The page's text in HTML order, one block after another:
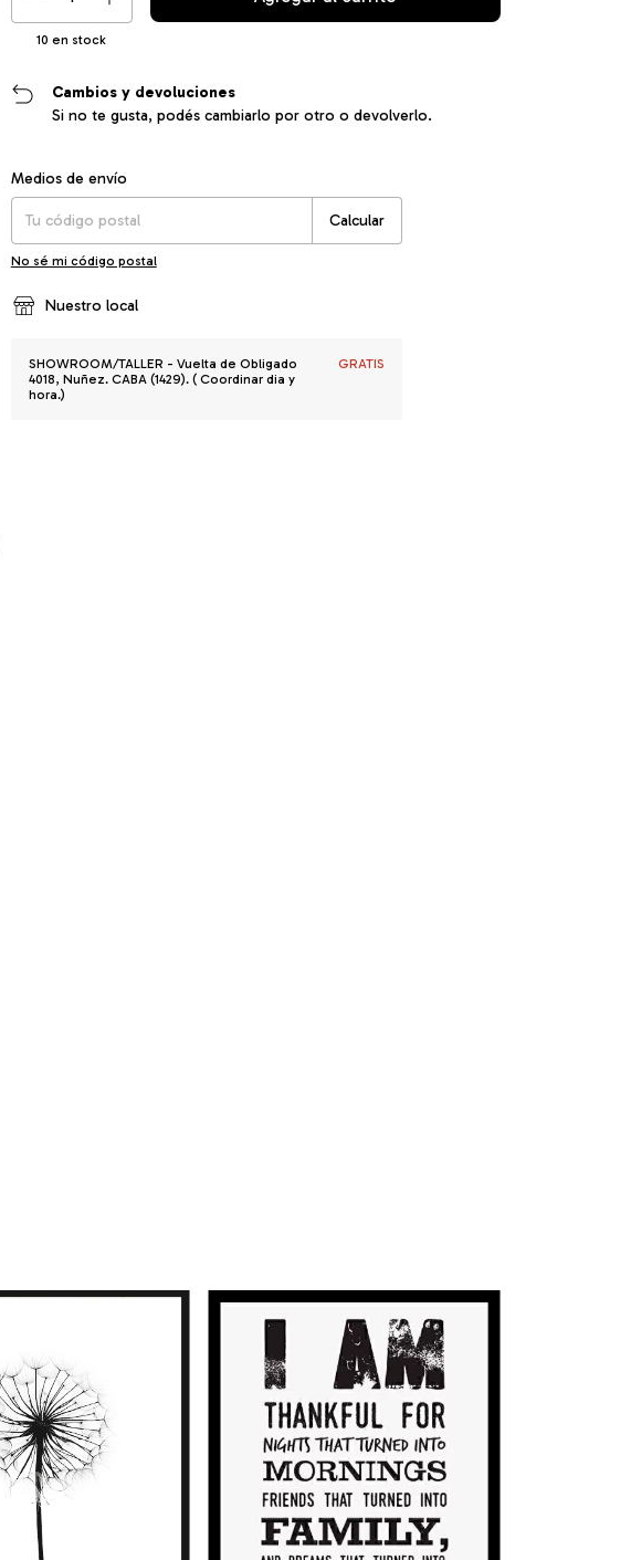
10 en stock
Cambios y devoluciones
Si no te gusta, podés cambiarlo por otro o devolverlo.
Entregas para el CP:
Medios de envío
Calcular
No sé mi código postal
Nuestro local
SHOWROOM/TALLER - Vuelta de Obligado
4018, Nuñez. CABA (1429). ( Coordinar dia y
hora.)
GRATIS